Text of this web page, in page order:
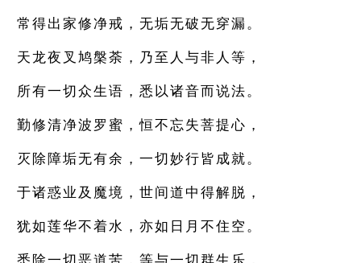
常得出家修净戒，无垢无破无穿漏。
天龙夜叉鸠槃荼，乃至人与非人等，
所有一切众生语，悉以诸音而说法。
勤修清净波罗蜜，恒不忘失菩提心，
灭除障垢无有余，一切妙行皆成就。
于诸惑业及魔境，世间道中得解脱，
犹如莲华不着水，亦如日月不住空。